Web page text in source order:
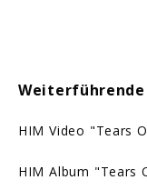
HIM Video "Tears
HIM Album "Tears